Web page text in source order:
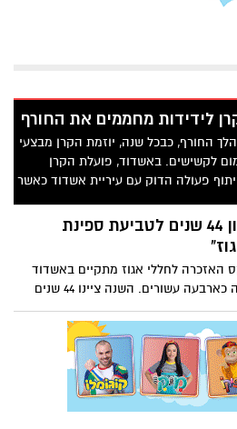
לידידות מחממים את החורף
החורף, כבכל שנה, יוזמת הקרן מבצעי
לקשישים. באשדוד, פועלת הקרן
פעולה הדוק עם עיריית אשדוד כאשר
במהלך השנה, מוביל ומתאם את
החימום בין הנהלת הקרן ונציגיה לבין
מתנדבים ומוסדות החינוך בעיר.
ציון 44 שנים לטביעת ספינת
האזכרה לחללי אגוז מתקיים באשדוד
מזה כארבעה עשורים. השנה ציינו 44 שנים
של הספינה ואיתה מ"ד מעפילים
דרכם לחופי ישראל. בני נוער מתנועות
בעיר, חיילים ומפקדים מבסיס חיל הים
יקירי העיר, תושבים ותיקים ומשפחות
השתתפו בטקס שהתקיים ביד
ראש העיר ד"ר יחיאל לסרי ויו"ר ארגון